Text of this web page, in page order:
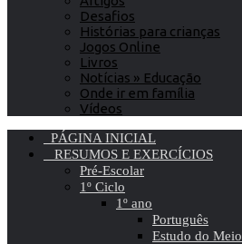
Desafios
Histórias para crianças
Jogos Online
Livros
Notícias » Educação
Onde ir em família
Vídeos
PÁGINA INICIAL
RESUMOS E EXERCÍCIOS
Pré-Escolar
1º Ciclo
1º ano
Português
Estudo do Meio